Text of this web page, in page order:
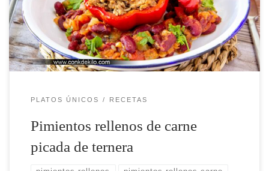
guarnición
PLATOS ÚNICOS RECETAS
Pimientos rellenos de carne
picada de ternera